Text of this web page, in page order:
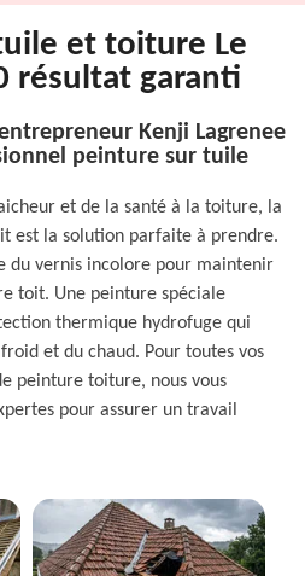
et toiture Le
résultat garanti
Kenji Lagrenee
peinture sur tuile
et de la santé à la toiture, la
est la solution parfaite à prendre.
du vernis incolore pour maintenir
toit. Une peinture spéciale
thermique hydrofuge qui
et du chaud. Pour toutes vos
peinture toiture, nous vous
pour assurer un travail